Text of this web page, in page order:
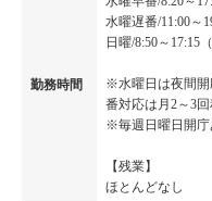
勤務時間
水曜遅番/11:00～
日曜/8:50～17:15
※水曜日は夜間開
番対応は月2～3
※毎週日曜日開庁
【残業】
ほとんどなし